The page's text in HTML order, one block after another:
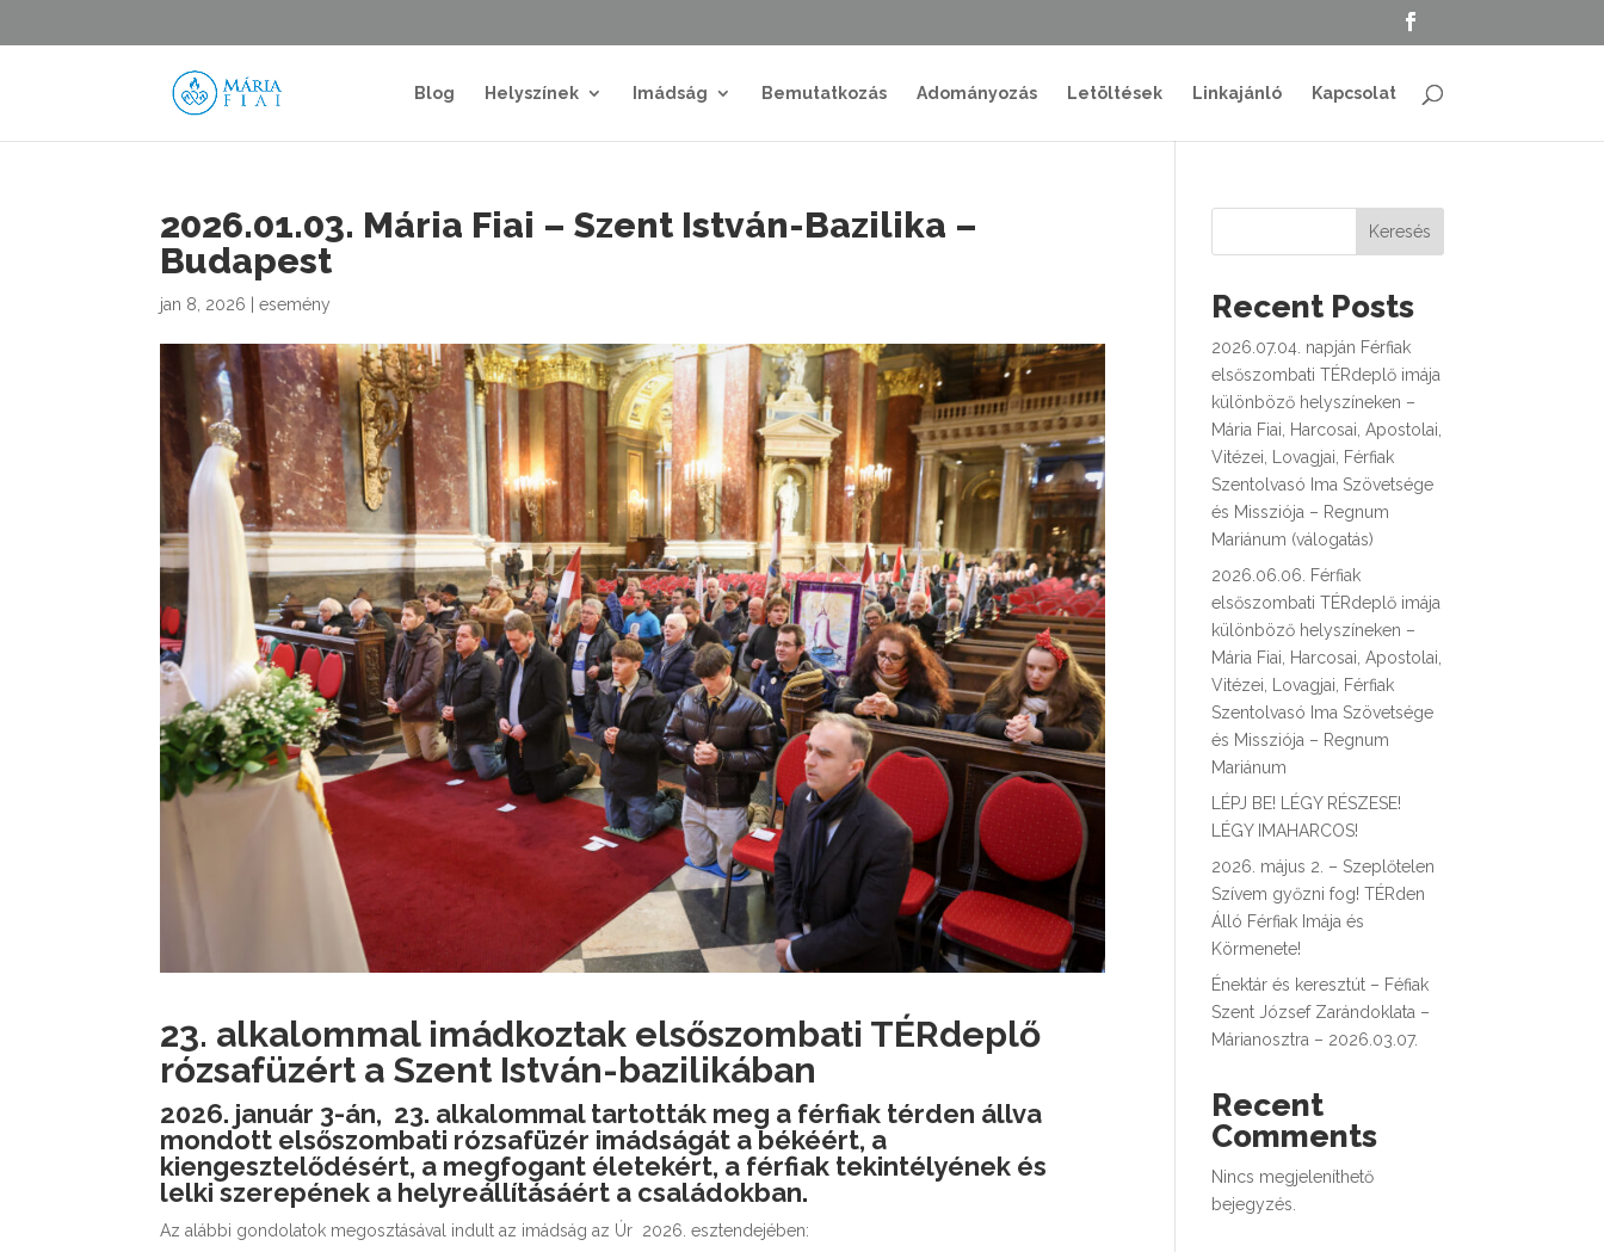
Blog Helyszínek Imádság Bemutatkozás Adományozás Letöltések Linkajánló Kapcsolat
2026.01.03. Mária Fiai – Szent István-Bazilika –
Budapest
jan 8, 2026 |esemény
23. alkalommal imádkoztak elsőszombati TÉRdeplő
rózsafüzért a Szent István-bazilikában
2026. január 3-án, 23. alkalommal tartották meg a férfiak térden állva
mondott elsőszombati rózsafüzér imádságát a békéért, a
kiengesztelődésért, a megfogant életekért, a férfiak tekintélyének és
lelki szerepének a helyreállításáért a családokban.
Az alábbi gondolatok megosztásával indult az imádság az Úr 2026. esztendejében:
Keresés
Recent Posts
2026.07.04. napján Férfiak
elsőszombati TÉRdeplő imája
különböző helyszíneken –
Mária Fiai, Harcosai, Apostolai,
Vitézei, Lovagjai, Férfiak
Szentolvasó Ima Szövetsége
és Missziója – Regnum
Mariánum (válogatás)
2026.06.06. Férfiak
elsőszombati TÉRdeplő imája
különböző helyszíneken –
Mária Fiai, Harcosai, Apostolai,
Vitézei, Lovagjai, Férfiak
Szentolvasó Ima Szövetsége
és Missziója – Regnum
Mariánum
LÉPJ BE! LÉGY RÉSZESE!
LÉGY IMAHARCOS!
2026. május 2. – Szeplőtelen
Szívem győzni fog! TÉRden
Álló Férfiak Imája és
Körmenete!
Énektár és keresztút – Féfiak
Szent József Zarándoklata –
Márianosztra – 2026.03.07.
Recent
Comments
Nincs megjeleníthető
bejegyzés.